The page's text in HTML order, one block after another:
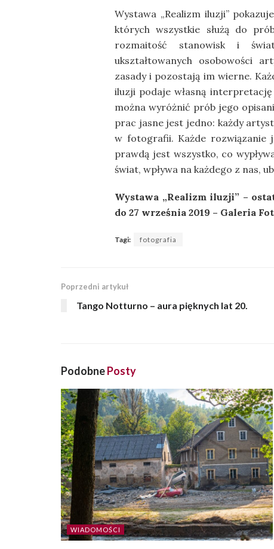
Wystawa „Realizm iluzji”
których wszystkie służą do
rozmaitość stanowisk i
ukształtowanych osobowości
zasady i pozostają im wierne.
iluzji podaje własną
można wyróżnić prób jego
prac jasne jest jedno: każdy
w fotografii. Każde rozwiązanie
prawdą jest wszystko, co
świat, wpływa na każdego z nas,
Wystawa „Realizm iluzji” –
do 27 września 2019 – Galeria
Tagi: fotografia
Poprzedni artykuł
Tango Notturno – aura pięknych lat 20.
PodobnePosty
WIADOMOŚCI